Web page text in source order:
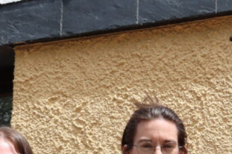
des Deutschlandsemestertickets hat der
und stellt für viele Studierende eine erhebliche
Cedric Bender betont die Bedeutung der breiten
Zeiten bevor. Durch steigende Kosten wie
Erhöhung, drohen noch mehr Studierende in die
eine breite Zusammenarbeit, nicht nur über die
wir hierzu nicht alle Hochschulgruppen ins Boot